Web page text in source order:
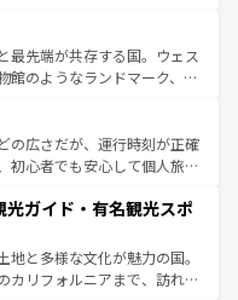
彩な楽しみ方が可能だ。さ
力が溢れており、どの街角に
ている。パリ以外の個性あふ
ても飽きることがない。ベ
ルン州のアルプスの絶景、そ
といった風景は必見。ビール
しい。 なお、新着の
を参照してほしい。
最先端が共存する国。ウェス
館のようなランドマーク、歴
また、優雅なアフタヌーン
らない英国パブ、サッカー観
る体験も豊富。イギリスを旅
の広さだが、運行時刻が正確
初心者でも安心して個人旅行
スイスならではのユニークな
けでなく町歩きも満喫する
いため物価も高いが、旅行
ビスもあり、うまく活用すれ
ガイド・有名観光スポ
と多様な文化が魅力の国。
カリフォルニアまで、訪れる